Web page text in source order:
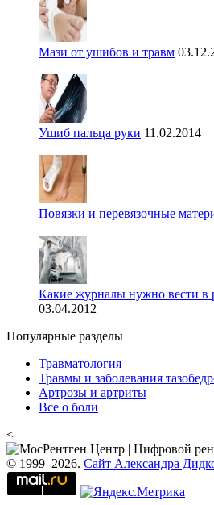
Мази от ушибов и травм
Ушиб пальца руки 11.02.2014
Повязки и перевязочные
Какие журналы нужно вести в
03.04.2012
Популярные разделы
Травматология
Травмы и заболевания
Артрозы и артриты
Все о боли
<
© 1999–2026. Сайт Александра